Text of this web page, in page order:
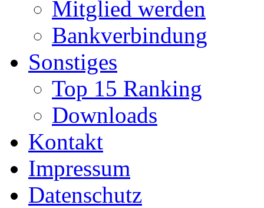
Mitglied werden
Bankverbindung
Sonstiges
Top 15 Ranking
Downloads
Kontakt
Impressum
Datenschutz